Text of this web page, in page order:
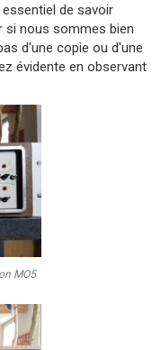
de savoir
si nous sommes bien
d'une copie ou d'une
évidente en observant
MO5